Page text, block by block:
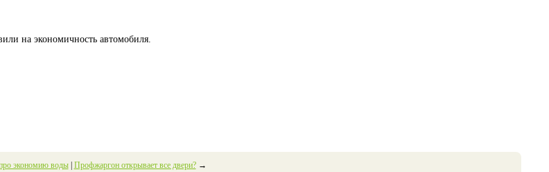
на экономичность автомобиля.
экономию воды| Профжаргон открывает все двери?→